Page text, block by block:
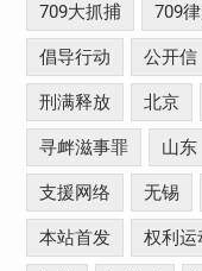
709大抓捕 709
倡导行动 公开信
刑满释放 北京
寻衅滋事罪 山东
支援网络 无锡
本站首发 权利运